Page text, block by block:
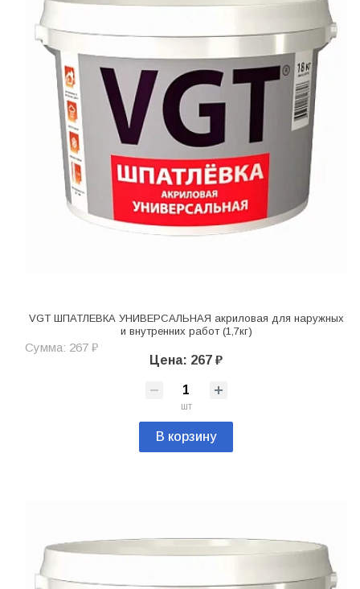
VGT ШПАТЛЕВКА УНИВЕРСАЛЬНАЯ акриловая для наружных
и внутренних работ (1,7кг)
Сумма: 267 ₽
Цена: 267 ₽
шт
В корзину